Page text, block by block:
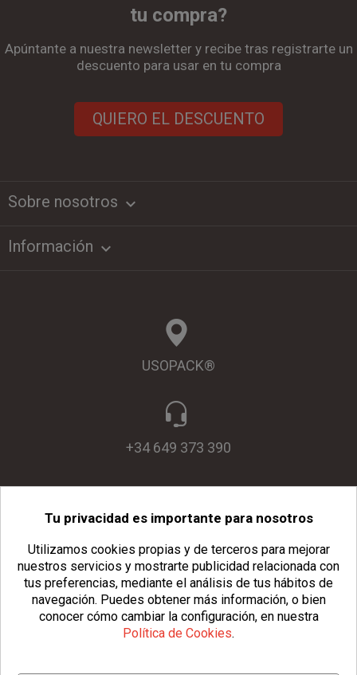
tu compra?
Apúntante a nuestra newsletter y recibe tras registrarte un
descuento para usar en tu compra
QUIERO EL DESCUENTO
Sobre nosotros keyboard_arrow_down
Información 
USOPACK®
+34 649 373 390
info@usopack.com
Tu privacidad es importante para nosotros
Utilizamos cookies propias y de terceros para mejorar
nuestros servicios y mostrarte publicidad relacionada con
tus preferencias, mediante el análisis de tus hábitos de
navegación. Puedes obtener más información, o bien
conocer cómo cambiar la configuración, en nuestra
Política de Cookies.